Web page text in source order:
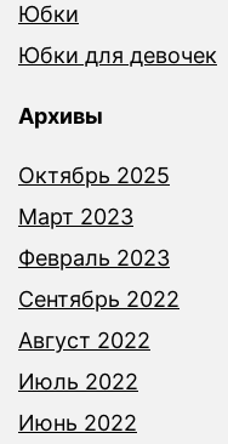
Юбки
Юбки для девочек
Архивы
Октябрь 2025
Март 2023
Февраль 2023
Сентябрь 2022
Август 2022
Июль 2022
Июнь 2022